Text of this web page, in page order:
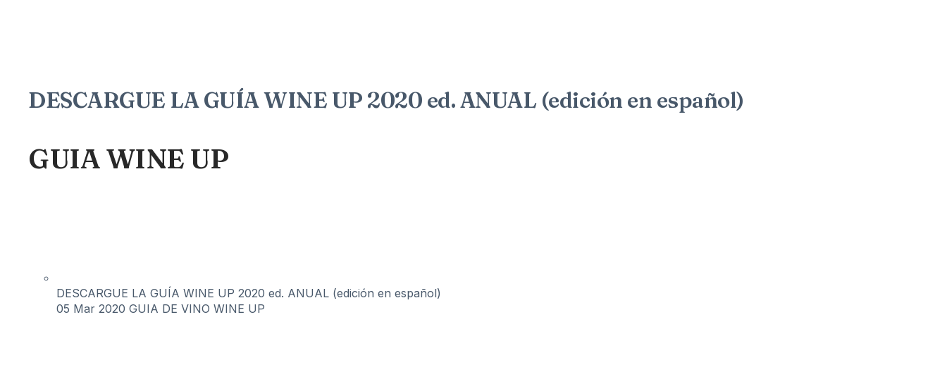
DESCARGUE LA GUÍA WINE UP 2020 ed. ANUAL (edición en español)
GUIA WINE UP
DESCARGUE LA GUÍA WINE UP 2020 ed. ANUAL (edición en español)
05 Mar 2020 GUIA DE VINO WINE UP